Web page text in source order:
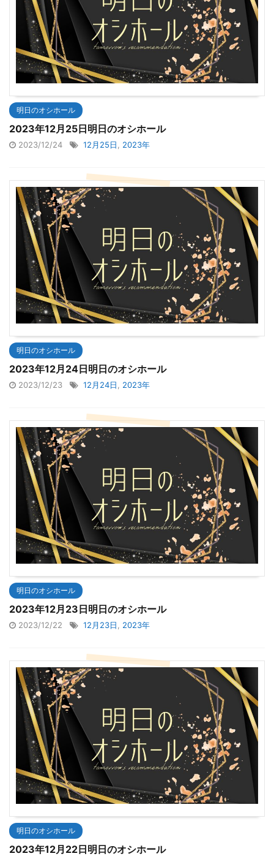
明日のオシホール
2023年12月25日明日のオシホール
2023/12/24 12月25日, 2023年
明日のオシホール
2023年12月24日明日のオシホール
2023/12/23 12月24日 2023年
明日のオシホール
2023年12月23日明日のオシホール
2023/12/22 12月23日 2023年
明日のオシホール
2023年12月22日明日のオシホール